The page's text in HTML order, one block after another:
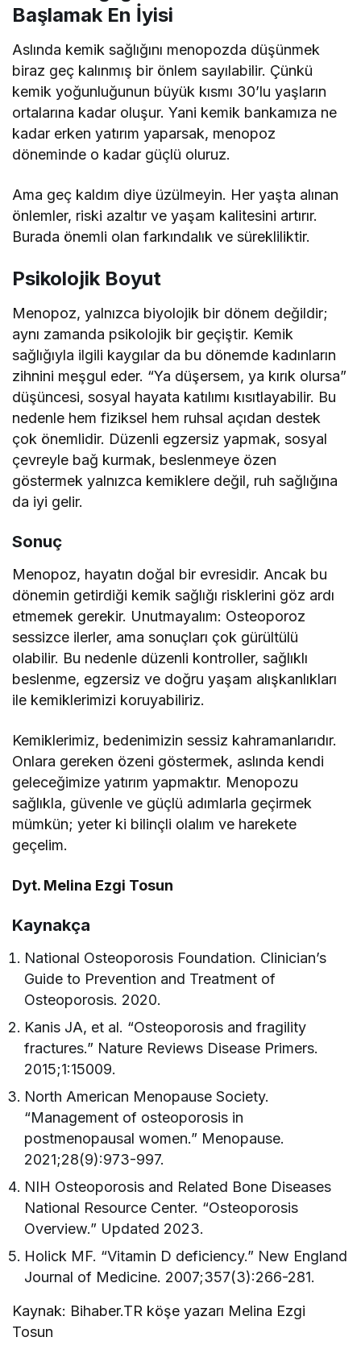
Başlamak En İyisi
Aslında kemik sağlığını menopozda düşünmek
biraz geç kalınmış bir önlem sayılabilir. Çünkü
kemik yoğunluğunun büyük kısmı 30’lu yaşların
ortalarına kadar oluşur. Yani kemik bankamıza ne
kadar erken yatırım yaparsak, menopoz
döneminde o kadar güçlü oluruz.
Ama geç kaldım diye üzülmeyin. Her yaşta alınan
önlemler, riski azaltır ve yaşam kalitesini artırır.
Burada önemli olan farkındalık ve sürekliliktir.
Psikolojik Boyut
Menopoz, yalnızca biyolojik bir dönem değildir;
aynı zamanda psikolojik bir geçiştir. Kemik
sağlığıyla ilgili kaygılar da bu dönemde kadınların
zihnini meşgul eder. “Ya düşersem, ya kırık olursa”
düşüncesi, sosyal hayata katılımı kısıtlayabilir. Bu
nedenle hem fiziksel hem ruhsal açıdan destek
çok önemlidir. Düzenli egzersiz yapmak, sosyal
çevreyle bağ kurmak, beslenmeye özen
göstermek yalnızca kemiklere değil, ruh sağlığına
da iyi gelir.
Sonuç
Menopoz, hayatın doğal bir evresidir. Ancak bu
dönemin getirdiği kemik sağlığı risklerini göz ardı
etmemek gerekir. Unutmayalım: Osteoporoz
sessizce ilerler, ama sonuçları çok gürültülü
olabilir. Bu nedenle düzenli kontroller, sağlıklı
beslenme, egzersiz ve doğru yaşam alışkanlıkları
ile kemiklerimizi koruyabiliriz.
Kemiklerimiz, bedenimizin sessiz kahramanlarıdır.
Onlara gereken özeni göstermek, aslında kendi
geleceğimize yatırım yapmaktır. Menopozu
sağlıkla, güvenle ve güçlü adımlarla geçirmek
mümkün; yeter ki bilinçli olalım ve harekete
geçelim.
Dyt. Melina Ezgi Tosun
Kaynakça
National Osteoporosis Foundation. Clinician’s
Guide to Prevention and Treatment of
Osteoporosis. 2020.
Kanis JA, et al. “Osteoporosis and fragility
fractures.” Nature Reviews Disease Primers.
2015;1:15009.
North American Menopause Society.
“Management of osteoporosis in
postmenopausal women.” Menopause.
2021;28(9):973-997.
NIH Osteoporosis and Related Bone Diseases
National Resource Center. “Osteoporosis
Overview.” Updated 2023.
Holick MF. “Vitamin D deficiency.” New England
Journal of Medicine. 2007;357(3):266-281.
Kaynak: Bihaber.TR köşe yazarı Melina Ezgi
Tosun